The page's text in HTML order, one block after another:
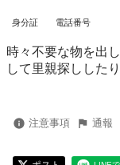
身分証 電話番号
時々不要な物を出
して里親探しした
注意事項 通報